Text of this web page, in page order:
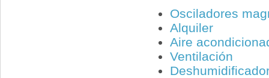
Osciladores
Alquiler
Aire
Ventilación